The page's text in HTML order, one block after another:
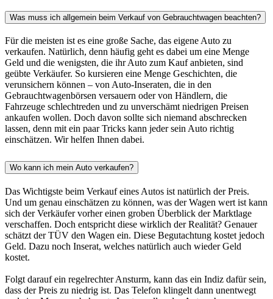
Was muss ich allgemein beim Verkauf von Gebrauchtwagen beachten?
Für die meisten ist es eine große Sache, das eigene Auto zu
verkaufen. Natürlich, denn häufig geht es dabei um eine Menge
Geld und die wenigsten, die ihr Auto zum Kauf anbieten, sind
geübte Verkäufer. So kursieren eine Menge Geschichten, die
verunsichern können – von Auto-Inseraten, die in den
Gebrauchtwagenbörsen versauern oder von Händlern, die
Fahrzeuge schlechtreden und zu unverschämt niedrigen Preisen
ankaufen wollen. Doch davon sollte sich niemand abschrecken
lassen, denn mit ein paar Tricks kann jeder sein Auto richtig
einschätzen. Wir helfen Ihnen dabei.
Wo kann ich mein Auto verkaufen?
Das Wichtigste beim Verkauf eines Autos ist natürlich der Preis.
Und um genau einschätzen zu können, was der Wagen wert ist kann
sich der Verkäufer vorher einen groben Überblick der Marktlage
verschaffen. Doch entspricht diese wirklich der Realität? Genauer
schätzt der TÜV den Wagen ein. Diese Begutachtung kostet jedoch
Geld. Dazu noch Inserat, welches natürlich auch wieder Geld
kostet.
Folgt darauf ein regelrechter Ansturm, kann das ein Indiz dafür sein,
dass der Preis zu niedrig ist. Das Telefon klingelt dann unentwegt